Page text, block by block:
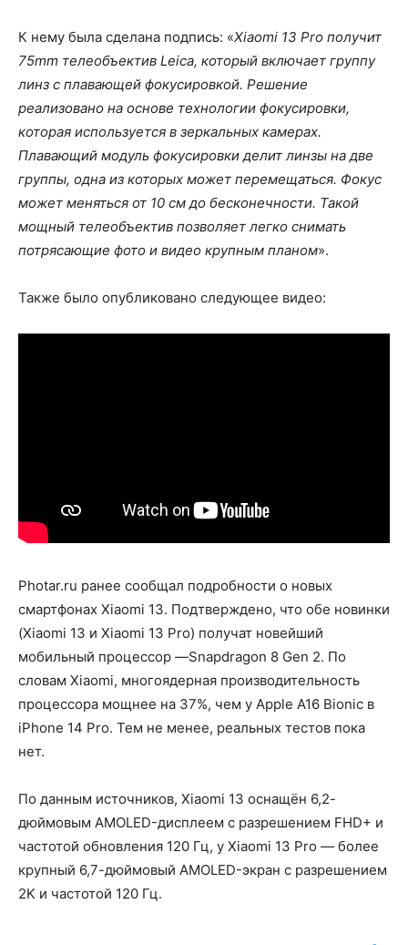
К нему была сделана подпись: «Xiaomi 13 Pro получит
75mm телеобъектив Leica, который включает группу
линз с плавающей фокусировкой. Решение
реализовано на основе технологии фокусировки,
которая используется в зеркальных камерах.
Плавающий модуль фокусировки делит линзы на две
группы, одна из которых может перемещаться. Фокус
может меняться от 10 см до бесконечности. Такой
мощный телеобъектив позволяет легко снимать
потрясающие фото и видео крупным планом».
Также было опубликовано следующее видео:
Photar.ru ранее сообщал подробности о новых
смартфонах Xiaomi 13. Подтверждено, что обе новинки
(Xiaomi 13 и Xiaomi 13 Pro) получат новейший
мобильный процессор —Snapdragon 8 Gen 2. По
словам Xiaomi, многоядерная производительность
процессора мощнее на 37%, чем у Apple A16 Bionic в
iPhone 14 Pro. Тем не менее, реальных тестов пока
нет.
По данным источников, Xiaomi 13 оснащён 6,2-
дюймовым AMOLED-дисплеем с разрешением FHD+ и
частотой обновления 120 Гц, у Xiaomi 13 Pro — более
крупный 6,7-дюймовый AMOLED-экран с разрешением
2K и частотой 120 Гц.